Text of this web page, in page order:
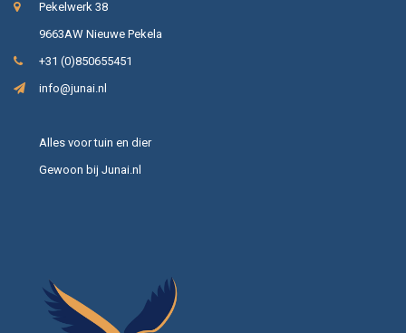
Pekelwerk 38
9663AW Nieuwe Pekela
+31 (0)850655451
info@junai.nl
Alles voor tuin en dier
Gewoon bij Junai.nl